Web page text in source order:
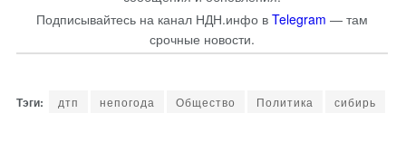
Подписывайтесь на канал НДН.инфо в Telegram — там
срочные новости.
дтп непогода Общество Политика сибирь